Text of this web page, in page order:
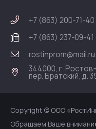
+7 (863) 200-71-40
+7 (863) 237-09-41
rostinprom@mail.ru
344000, г.
пер. Братский, д.
Copyright © ООО
Обращаем Ваше